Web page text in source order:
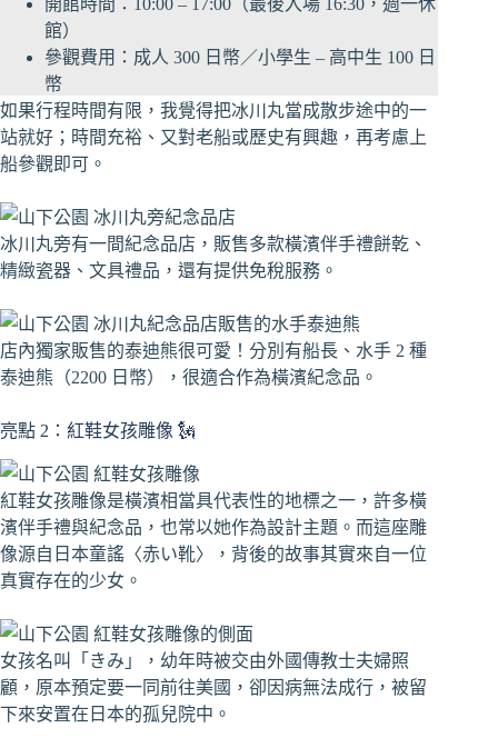
館）
參觀費用：成人 300 日幣／小學生 – 高中生 100 日
幣
如果行程時間有限，我覺得把冰川丸當成散步途中的一
站就好；時間充裕、又對老船或歷史有興趣，再考慮上
船參觀即可。
冰川丸旁有一間紀念品店，販售多款橫濱伴手禮餅乾、
精緻瓷器、文具禮品，還有提供免稅服務。
店內獨家販售的泰迪熊很可愛！分別有船長、水手 2 種
泰迪熊（2200 日幣），很適合作為橫濱紀念品。
亮點 2：紅鞋女孩雕像 🗽
紅鞋女孩雕像是橫濱相當具代表性的地標之一，許多橫
濱伴手禮與紀念品，也常以她作為設計主題。而這座雕
像源自日本童謠〈赤い靴〉，背後的故事其實來自一位
真實存在的少女。
女孩名叫「きみ」，幼年時被交由外國傳教士夫婦照
顧，原本預定要一同前往美國，卻因病無法成行，被留
下來安置在日本的孤兒院中。